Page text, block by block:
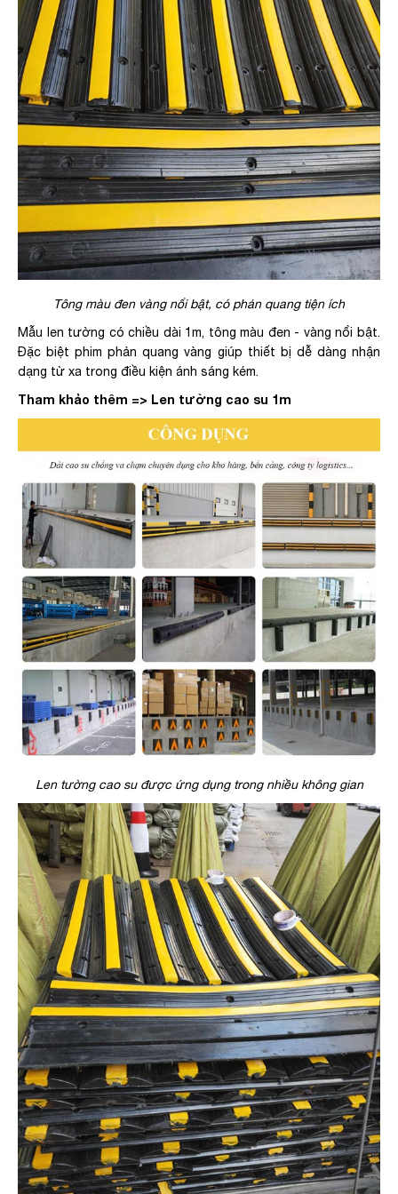
Tông màu đen vàng nổi bật, có phản quang tiện ích
Mẫu len tường có chiều dài 1m, tông màu đen - vàng nổi bật.
Đặc biệt phim phản quang vàng giúp thiết bị dễ dàng nhận
dạng từ xa trong điều kiện ánh sáng kém.
Tham khảo thêm => Len tường cao su 1m
Len tường cao su được ứng dụng trong nhiều không gian